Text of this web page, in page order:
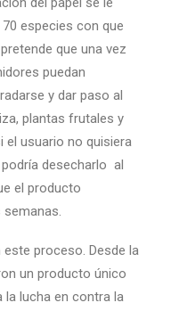
especies con que
que una vez
puedan
y dar paso al
plantas frutales y
el usuario no quisiera
desecharlo al
el producto
proceso. Desde la
un producto único
la lucha en contra la